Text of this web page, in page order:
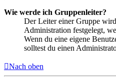
Wie werde ich Gruppenleiter?
Der Leiter einer Gruppe
Administration festgelegt,
Wenn du eine eigene
solltest du einen
Nach oben